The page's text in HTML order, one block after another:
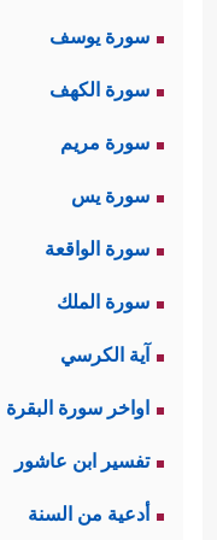
ثالثًا: أشارَت
توقَّد في
ولهذه العداوة
مُّنذِرࣱ مِّنۡهُمۡۖ وَقَالَ
﴿أَءُنزِلَ عَلَیۡهِ
ذِكۡرِیۚ بَل لَّمَّا
سورة يوسف
سورة الكهف
سورة مريم
سورة يس
سورة الواقعة
سورة الملك
آية الكرسي
اواخر سورة البقرة
تفسير ابن عاشور
أدعية من السنة